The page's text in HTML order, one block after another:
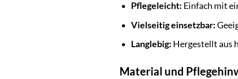
Pflegeleicht: Einfach mit
Vielseitig einsetzbar:
Langlebig: Hergestellt aus
Material und